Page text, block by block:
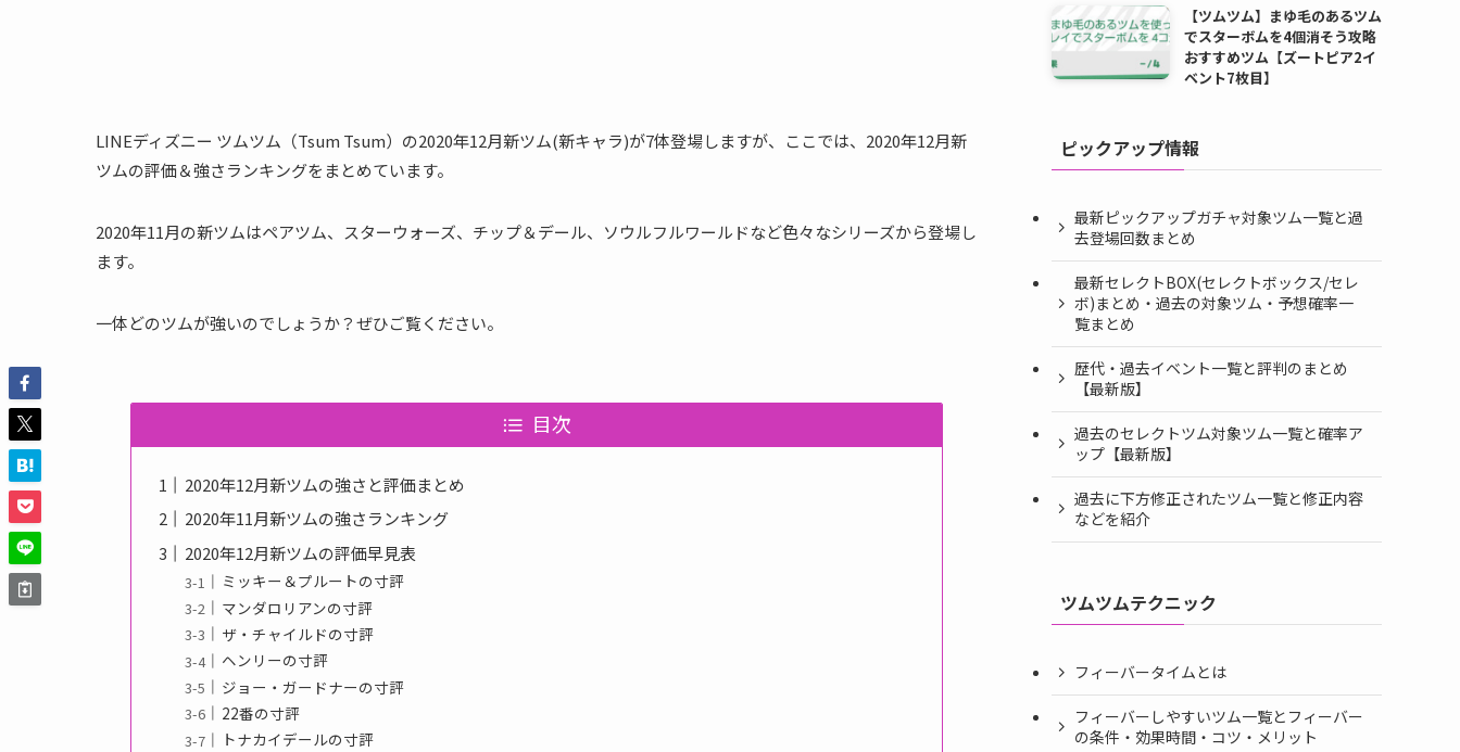
LINEディズニー ツムツム（Tsum Tsum）の2020年12月新ツム(新キャラ)が7体登場しますが、ここでは、2020年12月新
ツムの評価＆強さランキングをまとめています。
2020年11月の新ツムはペアツム、スターウォーズ、チップ＆デール、ソウルフルワールドなど色々なシリーズから登場し
ます。
一体どのツムが強いのでしょうか？ぜひご覧ください。
目次
2020年12月新ツムの強さと評価まとめ
2020年11月新ツムの強さランキング
2020年12月新ツムの評価早見表
ミッキー＆プルートの寸評
マンダロリアンの寸評
ザ・チャイルドの寸評
ヘンリーの寸評
ジョー・ガードナーの寸評
22番の寸評
トナカイデールの寸評
【ツムツム】まゆ毛のあるツム
でスターボムを4個消そう攻略
おすすめツム【ズートピア2イ
ベント7枚目】
ピックアップ情報
最新ピックアップガチャ対象ツム一覧と過
去登場回数まとめ
最新セレクトBOX(セレクトボックス/セレ
ボ)まとめ・過去の対象ツム・予想確率一
覧まとめ
歴代・過去イベント一覧と評判のまとめ
【最新版】
過去のセレクトツム対象ツム一覧と確率ア
ップ【最新版】
過去に下方修正されたツム一覧と修正内容
などを紹介
ツムツムテクニック
フィーバータイムとは
フィーバーしやすいツム一覧とフィーバー
の条件・効果時間・コツ・メリット